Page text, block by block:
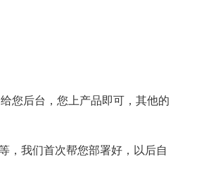
您后台，您上产品即可，其他的
，我们首次帮您部署好，以后自